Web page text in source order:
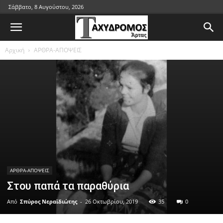
Σάββατο, 8 Αυγούστου, 2026
Αρχική ΑΡΘΡΑ-ΑΠΟΨΕΙΣ
ΑΡΘΡΑ-ΑΠΟΨΕΙΣ
Στου παπά τα παραθύρια
Από Σπύρος Νεραϊδιώτης - 26 Οκτωβρίου, 2019 35 0